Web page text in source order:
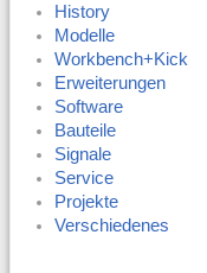
History
Modelle
Workbench+Kick
Erweiterungen
Software
Bauteile
Signale
Service
Projekte
Verschiedenes